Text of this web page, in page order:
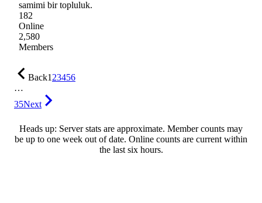
samimi bir topluluk.
182
Online
2,580
Members
Back123456
…
35Next
Heads up: Server stats are approximate. Member counts may
be up to one week out of date. Online counts are current within
the last six hours.